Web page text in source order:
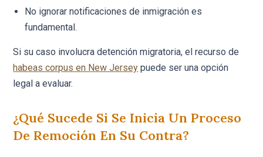
No ignorar notificaciones de inmigración es
fundamental.
Si su caso involucra detención migratoria, el recurso de
habeas corpus en New Jersey puede ser una opción
legal a evaluar.
¿Qué Sucede Si Se Inicia Un Proceso
De Remoción En Su Contra?